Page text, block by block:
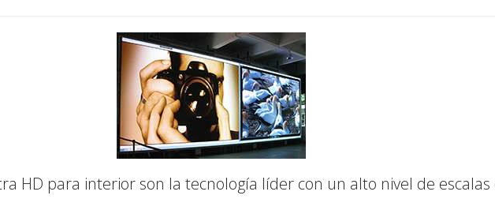
HD para interior son la tecnología líder con un alto nivel de escalas